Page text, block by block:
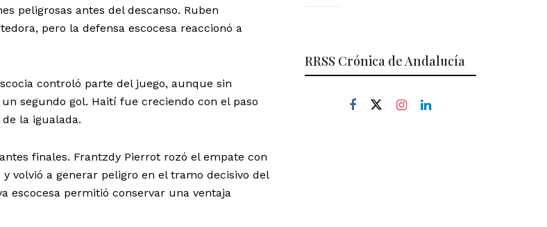
peligrosas antes del descanso. Ruben
pero la defensa escocesa reaccionó a
controló parte del juego, aunque sin
segundo gol. Haití fue creciendo con el paso
la igualada.
finales. Frantzdy Pierrot rozó el empate con
volvió a generar peligro en el tramo decisivo del
escocesa permitió conservar una ventaja
RRSS Crónica de Andalucía